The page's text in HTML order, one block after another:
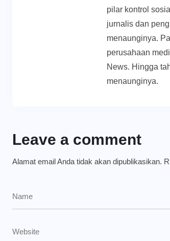
pilar kontrol
jurnalis dan
menaunginya.
perusahaan
News. Hingga
menaunginya.
Leave a comment
Alamat email Anda tidak akan dipublikasikan.